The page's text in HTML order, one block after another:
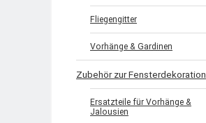
Fliegengitter
Vorhänge & Gardinen
Zubehör zur Fensterdekoration
Ersatzteile für Vorhänge &
Jalousien